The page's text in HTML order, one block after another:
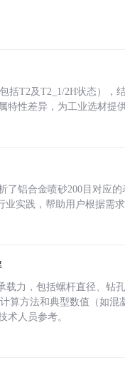
括T2及T2_1/2H状态），
性差异，为工业选材提供
铝合金喷砂200目对应
实践，帮助用户根据需
载力，包括螺杆直径、钻
算方法和典型数值（如
术人员参考。